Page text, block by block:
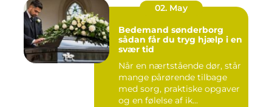
02. May
Bedemand sønderborg
sådan får du tryg hjælp i en
svær tid
Når en nærtstående dør, står
mange pårørende tilbage
med sorg, praktiske opgaver
og en følelse af ik...